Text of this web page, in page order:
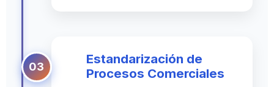
Estandarización de
Procesos Comerciales